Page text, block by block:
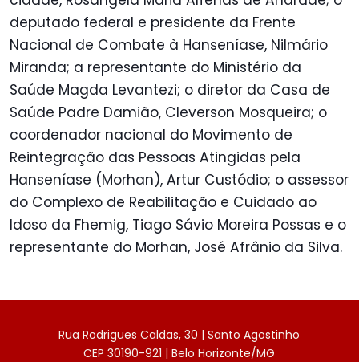
deputado federal e presidente da Frente
Nacional de Combate à Hanseníase, Nilmário
Miranda; a representante do Ministério da
Saúde Magda Levantezi; o diretor da Casa de
Saúde Padre Damião, Cleverson Mosqueira; o
coordenador nacional do Movimento de
Reintegração das Pessoas Atingidas pela
Hanseníase (Morhan), Artur Custódio; o assessor
do Complexo de Reabilitação e Cuidado ao
Idoso da Fhemig, Tiago Sávio Moreira Possas e o
representante do Morhan, José Afrânio da Silva.
Rua Rodrigues Caldas, 30 | Santo Agostinho
CEP 30190-921 | Belo Horizonte/MG